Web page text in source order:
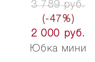
3 789 руб.
(-47%)
2 000 руб.
Юбка мини